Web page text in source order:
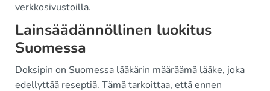
verkkosivustoilla.
Lainsäädännöllinen luokitus
Suomessa
Doksipin on Suomessa lääkärin määräämä lääke, joka
edellyttää reseptiä. Tämä tarkoittaa, että ennen